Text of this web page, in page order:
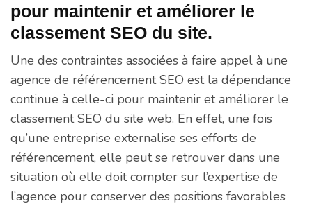
pour maintenir et améliorer le
classement SEO du site.
Une des contraintes associées à faire appel à une
agence de référencement SEO est la dépendance
continue à celle-ci pour maintenir et améliorer le
classement SEO du site web. En effet, une fois
qu’une entreprise externalise ses efforts de
référencement, elle peut se retrouver dans une
situation où elle doit compter sur l’expertise de
l’agence pour conserver des positions favorables